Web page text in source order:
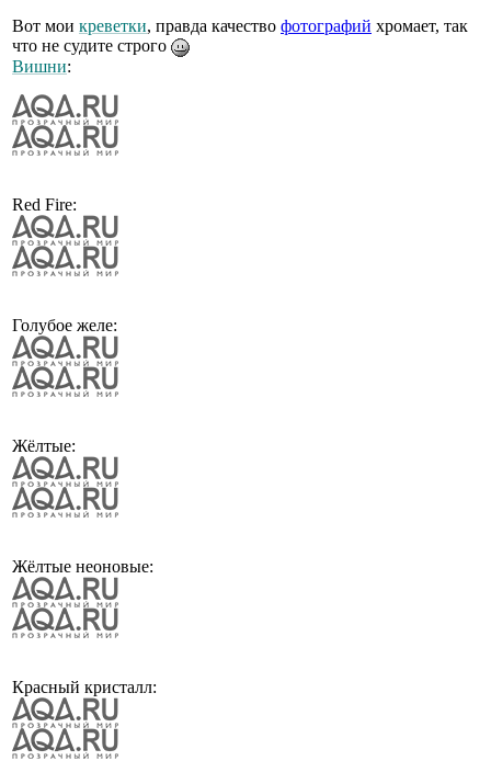
Вот мои креветки, правда качество фотографий хромает, так
что не судите строго
Вишни:
Red Fire:
Голубое желе:
Жёлтые:
Жёлтые неоновые:
Красный кристалл: